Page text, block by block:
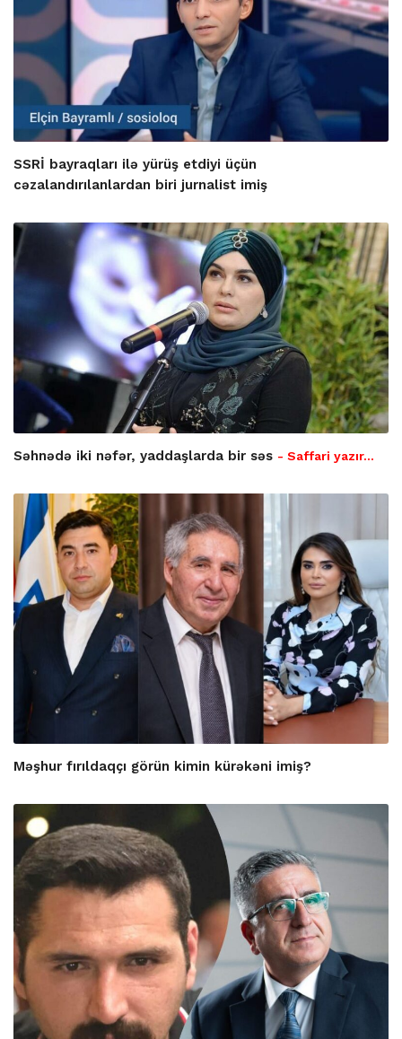
SSRİ bayraqları ilə yürüş etdiyi üçün
cəzalandırılanlardan biri jurnalist imiş
Səhnədə iki nəfər, yaddaşlarda bir səs - Saffari yazır…
Məşhur fırıldaqçı görün kimin kürəkəni imiş?